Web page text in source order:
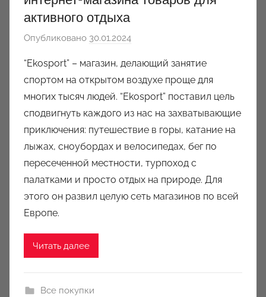
активного отдыха
Опубликовано 30.01.2024
т
о
р
о
м
a
u
k
c
“Ekosport” – магазин, делающий занятие
спортом на открытом воздухе проще для
многих тысяч людей. “Ekosport” поставил цель
сподвигнуть каждого из нас на захватывающие
приключения: путешествие в горы, катание на
лыжах, сноубордах и велосипедах, бег по
пересеченной местности, турпоход с
палатками и просто отдых на природе. Для
этого он развил целую сеть магазинов по всей
Европе.
Читать далее
Все покупки